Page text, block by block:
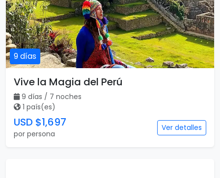
9 días
Vive la Magia del Perú
9 días / 7 noches
1 país(es)
USD $1,697
por persona
Ver detalles